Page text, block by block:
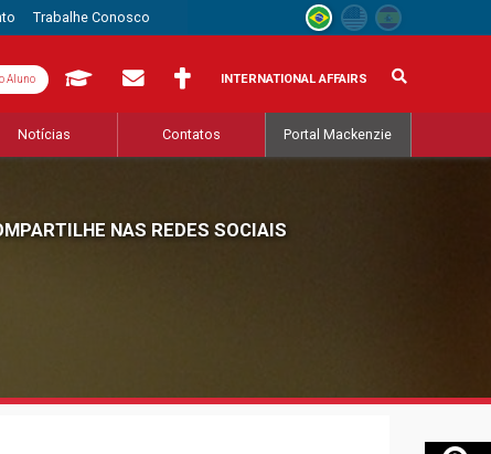
Trabalhe Conosco
Aluno INTERNATIONAL AFFAIRS
Notícias Contatos Portal Mackenzie
NAS REDES SOCIAIS